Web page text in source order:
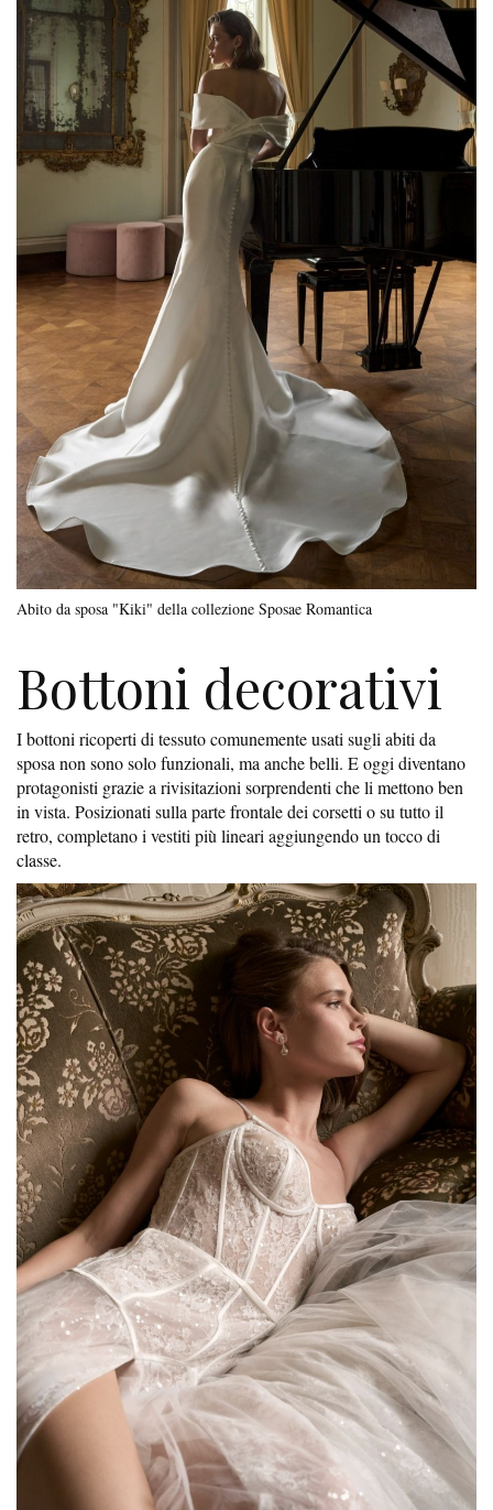
Abito da sposa "Kiki" della collezione Sposae Romantica
Bottoni decorativi
I bottoni ricoperti di tessuto comunemente usati sugli abiti da
sposa non sono solo funzionali, ma anche belli. E oggi diventano
protagonisti grazie a rivisitazioni sorprendenti che li mettono ben
in vista. Posizionati sulla parte frontale dei corsetti o su tutto il
retro, completano i vestiti più lineari aggiungendo un tocco di
classe.